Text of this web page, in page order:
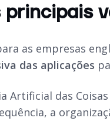
as empresas
das aplicações
Artificial das
a